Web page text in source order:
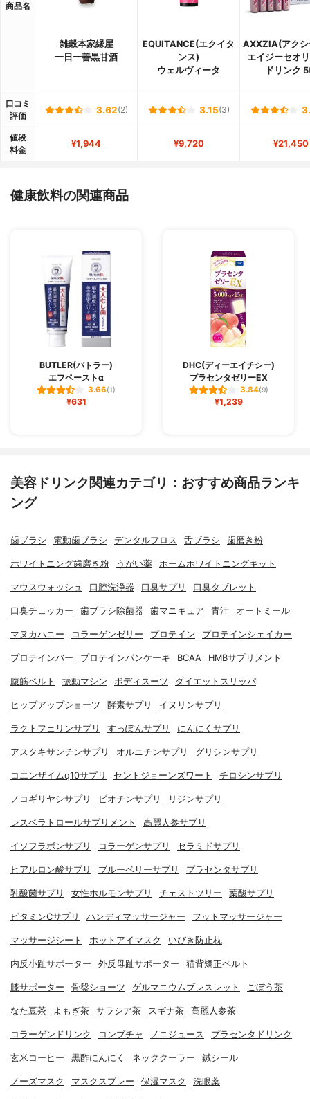
商品名
雑穀本家縁屋
一日一善黒甘酒
EQUITANCE(エクイタ
ンス)
ウェルヴィータ
AXXZIA(アクシ
エイジーセオ
ドリンク
口コミ
評価
3.62(2) 3.15(3)
値段
料金
¥1,944 ¥9,720 ¥21,450
健康飲料の関連商品
BUTLER(バトラー)
エフペーストα
3.66(1)
¥631
DHC(ディーエイチシー)
プラセンタゼリーEX
3.84(9)
¥1,239
美容ドリンク関連カテゴリ：おすすめ商品ランキ
ング
歯ブラシ 電動歯ブラシ デンタルフロス 舌ブラシ 歯磨き粉
ホワイトニング歯磨き粉 うがい薬 ホームホワイトニングキット
マウスウォッシュ 口腔洗浄器 口臭サプリ 口臭タブレット
口臭チェッカー 歯ブラシ除菌器 歯マニキュア 青汁 オートミール
マヌカハニー コラーゲンゼリー プロテイン プロテインシェイカー
プロテインバー プロテインパンケーキ BCAA HMBサプリメント
腹筋ベルト 振動マシン ボディスーツ ダイエットスリッパ
ヒップアップショーツ 酵素サプリ イヌリンサプリ
ラクトフェリンサプリ すっぽんサプリ にんにくサプリ
アスタキサンチンサプリ オルニチンサプリ グリシンサプリ
コエンザイムq10サプリ セントジョーンズワート チロシンサプリ
ノコギリヤシサプリ ビオチンサプリ リジンサプリ
レスベラトロールサプリメント 高麗人参サプリ
イソフラボンサプリ コラーゲンサプリ セラミドサプリ
ヒアルロン酸サプリ ブルーベリーサプリ プラセンタサプリ
乳酸菌サプリ 女性ホルモンサプリ チェストツリー 葉酸サプリ
ビタミンCサプリ ハンディマッサージャー フットマッサージャー
マッサージシート ホットアイマスク いびき防止枕
内反小趾サポーター 外反母趾サポーター 猫背矯正ベルト
膝サポーター 骨盤ショーツ ゲルマニウムブレスレット ごぼう茶
なた豆茶 よもぎ茶 サラシア茶 スギナ茶 高麗人参茶
コラーゲンドリンク コンブチャ ノニジュース プラセンタドリンク
玄米コーヒー 黒酢にんにく ネッククーラー 鍼シール
ノーズマスク マスクスプレー 保湿マスク 洗眼薬